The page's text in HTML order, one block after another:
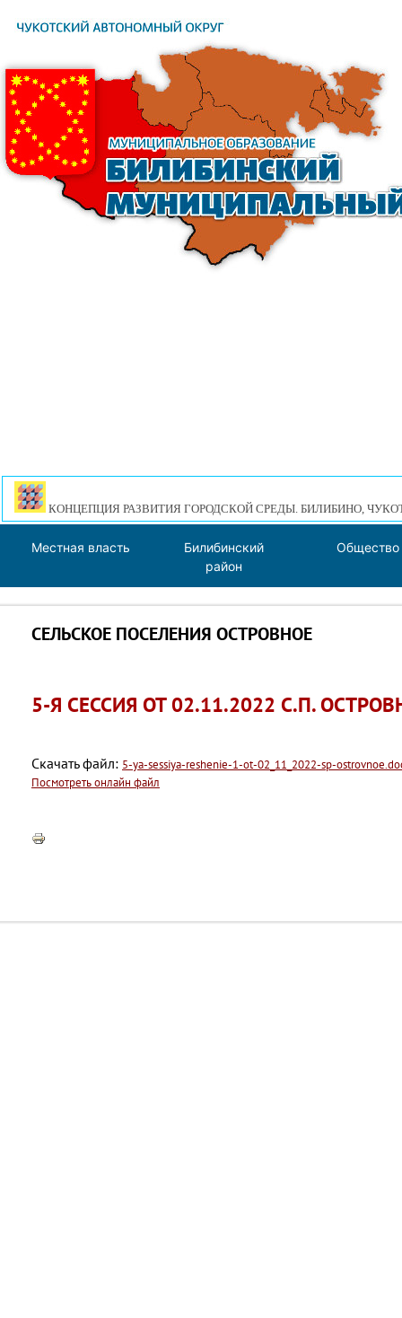
КОНЦЕПЦИЯ РАЗВИТИЯ ГОРОДСКОЙ СРЕДЫ. БИЛИБИНО,
Местная власть
Билибинский
район
Общество
СЕЛЬСКОЕ ПОСЕЛЕНИЯ ОСТРОВНОЕ
5-Я СЕССИЯ ОТ 02.11.2022 С.П.
Скачать файл: 5-ya-sessiya-reshenie-1-ot-02_11_2022-sp-
Посмотреть онлайн файл